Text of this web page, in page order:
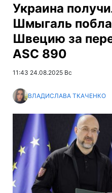
Украина
Шмыгаль
Швецию за
ASC 890
11:43 24.08.2025 Вс
ВЛАДИСЛАВА ТКАЧЕНКО